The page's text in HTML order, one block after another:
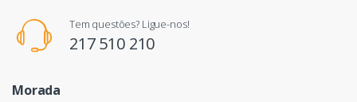
Tem questões? Ligue-nos!
217 510 210
Morada